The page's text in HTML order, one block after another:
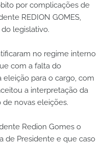
por complicações de
REDION GOMES,
legislativo.
no regime interno
com a falta do
para o cargo, com
a interpretação da
novas eleições.
Redion Gomes o
de Presidente e que caso